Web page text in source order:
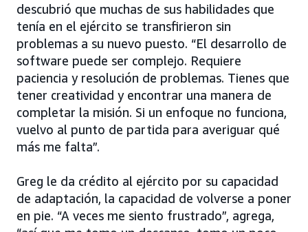
descubrió que muchas de sus habilidades que
tenía en el ejército se transfirieron sin
problemas a su nuevo puesto. “El desarrollo de
software puede ser complejo. Requiere
paciencia y resolución de problemas. Tienes que
tener creatividad y encontrar una manera de
completar la misión. Si un enfoque no funciona,
vuelvo al punto de partida para averiguar qué
más me falta”.
Greg le da crédito al ejército por su capacidad
de adaptación, la capacidad de volverse a poner
en pie. “A veces me siento frustrado”, agrega,